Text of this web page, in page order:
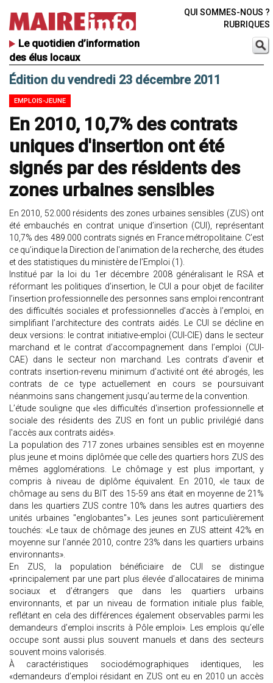
Le quotidien d’information
des élus locaux
QUI SOMMES-NOUS ?
RUBRIQUES
Édition du vendredi 23 décembre 2011
EMPLOIS-JEUNE
En 2010, 10,7% des contrats
uniques d'insertion ont été
signés par des résidents des
zones urbaines sensibles
En 2010, 52.000 résidents des zones urbaines sensibles (ZUS) ont
été embauchés en contrat unique d’insertion (CUI), représentant
10,7% des 489.000 contrats signés en France métropolitaine. C’est
ce qu’indique la Direction de l'animation de la recherche, des études
et des statistiques du ministère de l’Emploi (1).
Institué par la loi du 1er décembre 2008 généralisant le RSA et
réformant les politiques d’insertion, le CUI a pour objet de faciliter
l’insertion professionnelle des personnes sans emploi rencontrant
des difficultés sociales et professionnelles d’accès à l’emploi, en
simplifiant l’architecture des contrats aidés. Le CUI se décline en
deux versions: le contrat initiative-emploi (CUI-CIE) dans le secteur
marchand et le contrat d’accompagnement dans l’emploi (CUI-
CAE) dans le secteur non marchand. Les contrats d’avenir et
contrats insertion-revenu minimum d’activité ont été abrogés, les
contrats de ce type actuellement en cours se poursuivant
néanmoins sans changement jusqu’au terme de la convention.
L’étude souligne que «les difficultés d'insertion professionnelle et
sociale des résidents des ZUS en font un public privilégié dans
l'accès aux contrats aidés».
La population des 717 zones urbaines sensibles est en moyenne
plus jeune et moins diplômée que celle des quartiers hors ZUS des
mêmes agglomérations. Le chômage y est plus important, y
compris à niveau de diplôme équivalent. En 2010, «le taux de
chômage au sens du BIT des 15-59 ans était en moyenne de 21%
dans les quartiers ZUS contre 10% dans les autres quartiers des
unités urbaines "englobantes"». Les jeunes sont particulièrement
touchés: «Le taux de chômage des jeunes en ZUS atteint 42% en
moyenne sur l’année 2010, contre 23% dans les quartiers urbains
environnants».
En ZUS, la population bénéficiaire de CUI se distingue
«principalement par une part plus élevée d’allocataires de minima
sociaux et d’étrangers que dans les quartiers urbains
environnants, et par un niveau de formation initiale plus faible,
reflétant en cela des différences également observables parmi les
demandeurs d’emploi inscrits à Pôle emploi». Les emplois qu’elle
occupe sont aussi plus souvent manuels et dans des secteurs
souvent moins valorisés.
À caractéristiques sociodémographiques identiques, les
«demandeurs d’emploi résidant en ZUS ont eu en 2010 un accès